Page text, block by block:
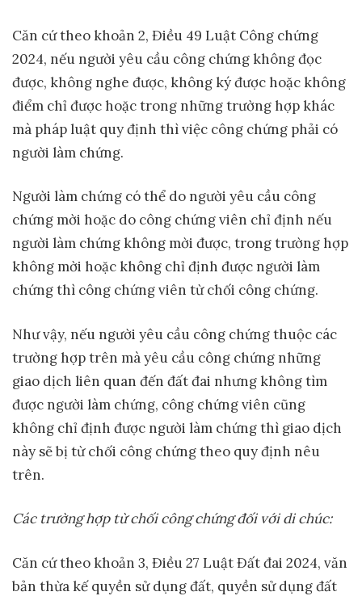
Căn cứ theo khoản 2, Điều 49 Luật Công chứng
2024, nếu người yêu cầu công chứng không đọc
được, không nghe được, không ký được hoặc không
điểm chỉ được hoặc trong những trường hợp khác
mà pháp luật quy định thì việc công chứng phải có
người làm chứng.
Người làm chứng có thể do người yêu cầu công
chứng mời hoặc do công chứng viên chỉ định nếu
người làm chứng không mời được, trong trường hợp
không mời hoặc không chỉ định được người làm
chứng thì công chứng viên từ chối công chứng.
Như vậy, nếu người yêu cầu công chứng thuộc các
trường hợp trên mà yêu cầu công chứng những
giao dịch liên quan đến đất đai nhưng không tìm
được người làm chứng, công chứng viên cũng
không chỉ định được người làm chứng thì giao dịch
này sẽ bị từ chối công chứng theo quy định nêu
trên.
Các trường hợp từ chối công chứng đối với di chúc:
Căn cứ theo khoản 3, Điều 27 Luật Đất đai 2024, văn
bản thừa kế quyền sử dụng đất, quyền sử dụng đất